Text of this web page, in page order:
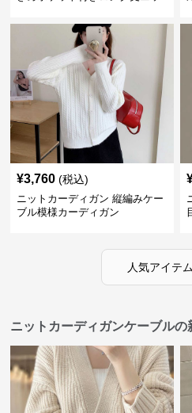
¥3,760 (税込)
ニットカーディガン 縦編みケー
ブル模様カーディガン
人気アイテ
ニットカーディガンケーブルの